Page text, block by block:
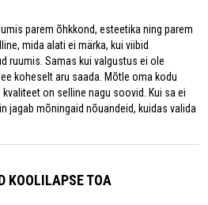
parem õhkkond, esteetika ning parem
mida alati ei märka, kui viibid
ruumis. Samas kui valgustus ei ole
koheselt aru saada. Mõtle oma kodu
on selline nagu soovid. Kui sa ei
jagab mõningaid nõuandeid, kuidas valida
KOOLILAPSE TOA